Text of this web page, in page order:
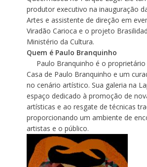
produtor executivo na inauguração
Artes e assistente de direção em
Viradão Carioca e o projeto
Ministério da Cultura.
Quem é Paulo Branquinho
Paulo Branquinho é o proprietário
Casa de Paulo Branquinho e um
no cenário artístico. Sua galeria na
espaço dedicado à promoção de
artísticas e ao resgate de técnicas
proporcionando um ambiente de
artistas e o público.